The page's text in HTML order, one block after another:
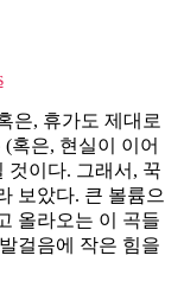
on
Play
8
여
름
뒤
의
시
은, 휴가도 제대로
혹은, 현실이 이어
이다. 그래서, 꾹
보았다. 큰 볼륨으
올라오는 이 곡들
걸음에 작은 힘을